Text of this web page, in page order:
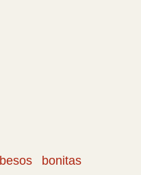
besos
bonitas